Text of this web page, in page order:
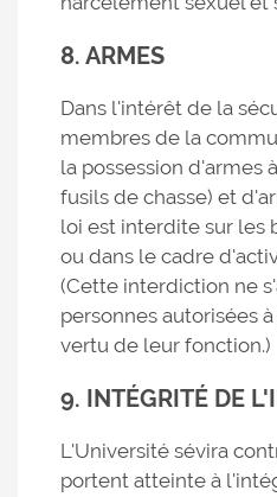
8. ARMES
Dans l'intérêt de la
membres de la
la possession d'armes
fusils de chasse) et
loi est interdite sur les
ou dans le cadre
(Cette interdiction ne
personnes autorisées
vertu de leur fonction.)
9. INTÉGRITÉ DE
L'Université sévira
portent atteinte à